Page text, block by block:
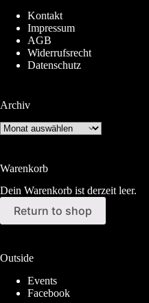
Kontakt
Impressum
AGB
Widerrufsrecht
Datenschutz
Archiv
Archiv
Warenkorb
Dein Warenkorb ist derzeit leer.
Return to shop
Outside
Events
Facebook